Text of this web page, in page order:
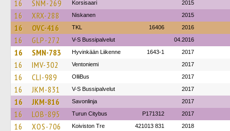
16 SNM-269 Korsisaari 2015
16 XRX-288 Niskanen 2015
16 OVC-416 TKL 16406 2016
16 GLP-272 V-S Bussipalvelut 04.2016
16 SMN-783 Hyvinkään Liikenne 1643-1 2017
16 IMV-302 Ventoniemi 2017
16 CLI-989 OlliBus 2017
16 JKM-831 V-S Bussipalvelut 2017
16 JKM-816 Savonlinja 2017
16 LOB-895 Turun Citybus P171312 2017
16 XOS-706 Koiviston Tre 421013 831 2018